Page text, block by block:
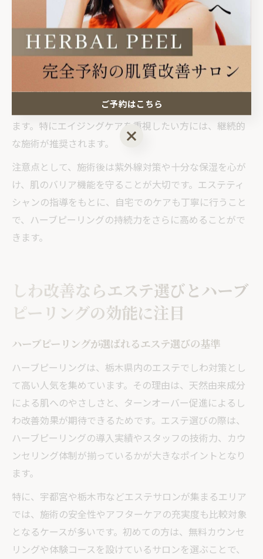
られています。実際に「肌のキメが整い、化粧ノリが良
くなった」といった声も聞かれます。
持続性については、個人差はありますが、1回の施術で
も数週間から1か月ほど効果を実感できるケースが多いで
す。定期的にハーブピーリングを受けることで、肌の基
礎力が底上げされ、しわの予防や再発防止にもつながり
ます。特にエイジングケアを重視したい方には、継続的
な施術が推奨されます。
注意点として、施術後は紫外線対策や十分な保湿を心が
け、肌のバリア機能を守ることが大切です。エステティ
シャンの指導をもとに、自宅でのケアも丁寧に行うこと
で、ハーブピーリングの持続力をさらに高めることがで
きます。
しわ改善ならエステ選びとハーブ
ピーリングの効能に注目
ハーブピーリングが選ばれるエステ選びの基準
ハーブピーリングは、栃木県内のエステでしわ対策とし
て高い人気を集めています。その理由は、天然由来成分
による肌へのやさしさと、ターンオーバー促進によるし
わ改善効果が期待できるためです。エステ選びの際は、
ハーブピーリングの導入実績やスタッフの技術力、カウ
ンセリング体制が揃っているかが大きなポイントとなり
ます。
特に、宇都宮や栃木市などエステサロンが集まるエリア
では、施術の安全性やアフターケアの充実度も比較対象
となるケースが多いです。初めての方は、無料カウンセ
リングや体験コースを設けているサロンを選ぶことで、
ご予約はこちら
ご予約はこちら